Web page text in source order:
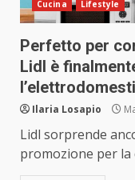
Cucina Lifestyle
Perfetto per
Lidl è
Ilaria Losapio
Lidl sorprende
promozione per la